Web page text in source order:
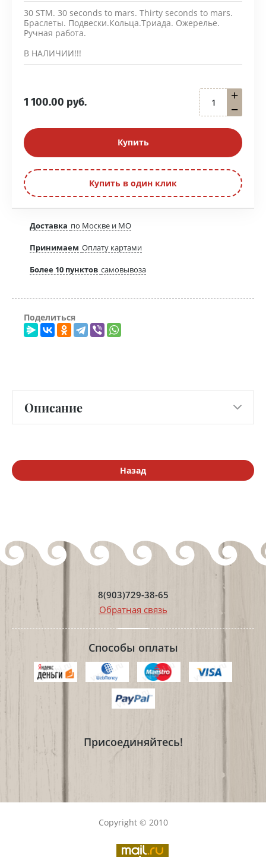
30 STM. 30 seconds to mars. Thirty seconds to mars.
Браслеты. Подвески.Кольца.Триада. Ожерелье.
Ручная работа.
В НАЛИЧИИ!!!
1 100.00 руб.
−
+
Купить
Купить в один клик
Доставка по Москве и МО
Принимаем Оплату картами
Более 10 пунктов самовывоза
Поделиться
Описание
Назад
8(903)729-38-65
Обратная связь
Способы оплаты
Присоединяйтесь!
Copyright © 2010